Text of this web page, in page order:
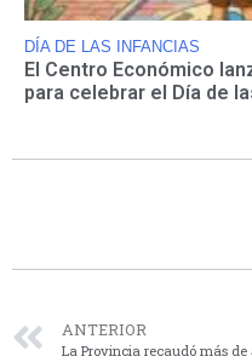
DÍA DE LAS INFANCIAS
El Centro Económico
para celebrar el Día de
ANTERIOR